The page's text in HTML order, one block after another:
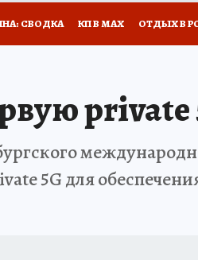
СВОДКА КП В МАХ ОТДЫХ В
5G для